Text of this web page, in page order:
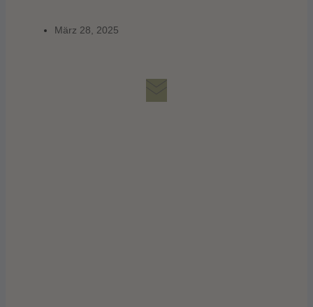
März 28, 2025